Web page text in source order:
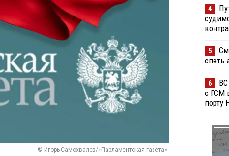
© Игорь Самохвалов/«Парламентская газета»
4
5
спеть
6
с ГСМ
порту